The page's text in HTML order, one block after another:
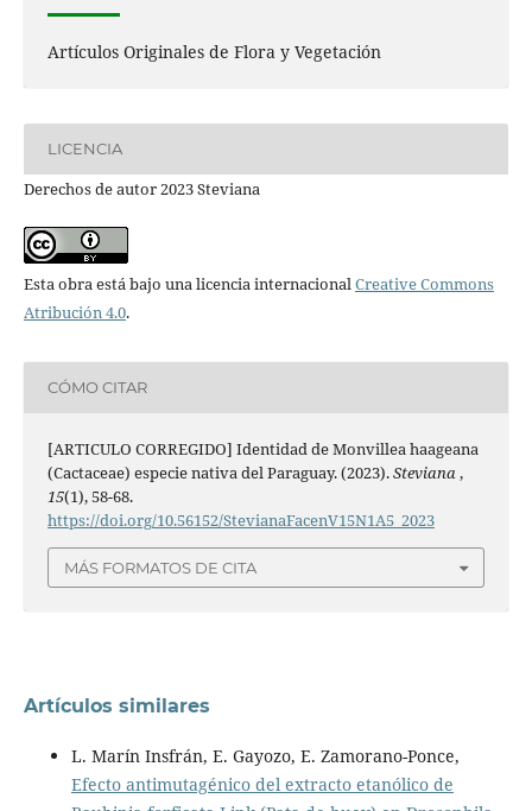
Artículos Originales de Flora y Vegetación
LICENCIA
Derechos de autor 2023 Steviana
Esta obra está bajo una licencia internacional Creative Commons
Atribución 4.0.
CÓMO CITAR
[ARTICULO CORREGIDO] Identidad de Monvillea haageana
(Cactaceae) especie nativa del Paraguay. (2023).Steviana ,
15(1), 58-68.
https://doi.org/10.56152/StevianaFacenV15N1A5_2023
MÁS FORMATOS DE CITA
Artículos similares
L. Marín Insfrán, E. Gayozo, E. Zamorano-Ponce,
Efecto antimutagénico del extracto etanólico de